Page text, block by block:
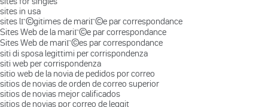
sites in usa
sites lГ©gitimes de mariГ©e par correspondance
Sites Web de la mariГ©e par correspondance
Sites Web de mariГ©es par correspondance
siti di sposa legittimi per corrispondenza
siti web per corrispondenza
sitio web de la novia de pedidos por correo
sitios de novias de orden de correo superior
sitios de novias mejor calificados
sitios de novias por correo de leggit